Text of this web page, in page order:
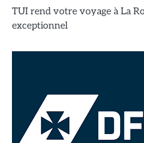
TUI rend votre voyage à La
exceptionnel